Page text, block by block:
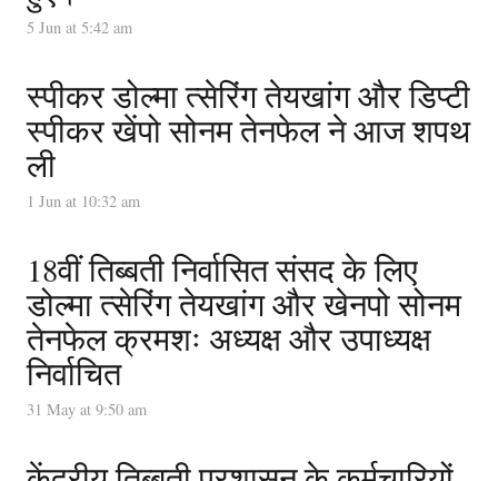
5 Jun at 5:42 am
स्पीकर डोल्मा त्सेरिंग तेयखांग और डिप्टी
स्पीकर खेंपो सोनम तेनफेल ने आज शपथ
ली
1 Jun at 10:32 am
18वीं तिब्बती निर्वासित संसद के लिए
डोल्मा त्सेरिंग तेयखांग और खेनपो सोनम
तेनफेल क्रमशः अध्यक्ष और उपाध्यक्ष
निर्वाचित
31 May at 9:50 am